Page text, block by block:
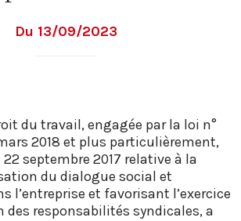
Du 13/09/2023
du travail, engagée par la loi n°
2018 et plus particulièrement,
septembre 2017 relative à la
du dialogue social et
l’entreprise et favorisant l’exercice
responsabilités syndicales, a